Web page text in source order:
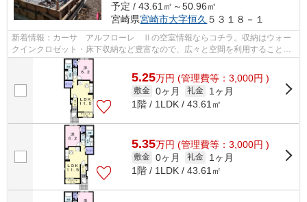
予定 / 43.61㎡～50.96㎡
宮崎県宮崎市大字恒久 ５３１８－１
新着情報：カーサ アルフローレ Ⅱの空室情報ならコチラ。収納はウォー
クインクロゼット・床下収納など豊富なので、広々と空間を利用することも
可能です。不在時でも荷物を受け取るこ...
5.25万円 (管理費等：3,000円 )
敷金 0ヶ月 礼金
1ヶ月
1階 / 1LDK / 43.61㎡
5.35万円 (管理費等：3,000円 )
敷金 0ヶ月 礼金
1ヶ月
1階 / 1LDK / 43.61㎡